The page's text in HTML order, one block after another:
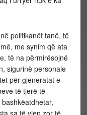
politikanët tanë, të
me synim që ata
të na përmirësojnë
sigurinë personale
për gjeneratat e
të tjerë të
sa të vjen zor të